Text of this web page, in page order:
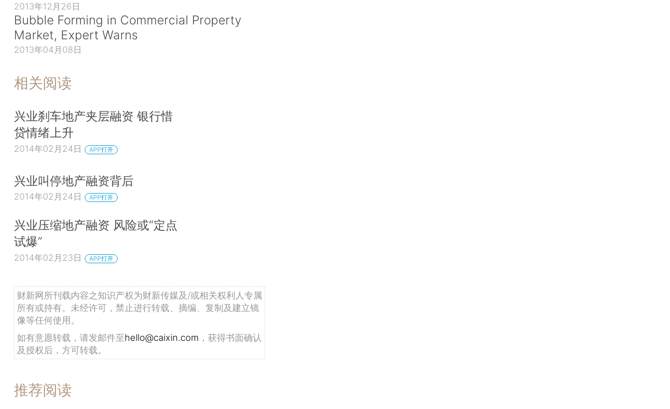
2013年12月26日
Bubble Forming in Commercial Property
Market, Expert Warns
2013年04月08日
相关阅读
兴业刹车地产夹层融资 银行惜
贷情绪上升
2014年02月24日 APP打开
兴业叫停地产融资背后
2014年02月24日 APP打开
兴业压缩地产融资 风险或“定点
试爆”
2014年02月23日 APP打开
财新网所刊载内容之知识产权为财新传媒及/或相关权利人专属
所有或持有。未经许可，禁止进行转载、摘编、复制及建立镜
像等任何使用。
如有意愿转载，请发邮件至hello@caixin.com ，获得书面确认
及授权后，方可转载。
推荐阅读